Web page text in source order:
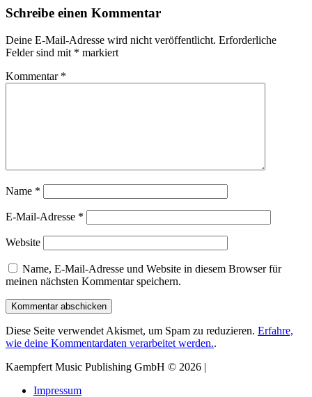
Schreibe einen Kommentar
Deine E-Mail-Adresse wird nicht veröffentlicht. Erforderliche
Felder sind mit * markiert
Kommentar *
Name *
E-Mail-Adresse *
Website
Name, E-Mail-Adresse und Website in diesem Browser für
meinen nächsten Kommentar speichern.
Diese Seite verwendet Akismet, um Spam zu reduzieren. Erfahre,
wie deine Kommentardaten verarbeitet werden..
Kaempfert Music Publishing GmbH © 2026 |
Impressum